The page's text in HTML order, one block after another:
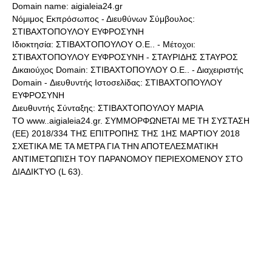
Domain name: aigialeia24.gr
Νόμιμος Εκπρόσωπος - Διευθύνων Σύμβουλος:
ΣΤΙΒΑΧΤΟΠΟΥΛΟΥ ΕΥΦΡΟΣΥΝΗ
Ιδιοκτησία: ΣΤΙΒΑΧΤΟΠΟΥΛΟΥ Ο.Ε.. - Μέτοχοι:
ΣΤΙΒΑΧΤΟΠΟΥΛΟΥ ΕΥΦΡΟΣΥΝΗ - ΣΤΑΥΡΙΔΗΣ ΣΤΑΥΡΟΣ
Δικαιούχος Domain: ΣΤΙΒΑΧΤΟΠΟΥΛΟΥ Ο.Ε.. - Διαχειριστής
Domain - Διευθυντής Ιστοσελίδας: ΣΤΙΒΑΧΤΟΠΟΥΛΟΥ
ΕΥΦΡΟΣΥΝΗ
Διευθυντής Σύνταξης: ΣΤΙΒΑΧΤΟΠΟΥΛΟΥ ΜΑΡΙΑ
ΤΟ www..aigialeia24.gr. ΣΥΜΜΟΡΦΩΝΕΤΑΙ ΜΕ ΤΗ ΣΥΣΤΑΣΗ
(ΕΕ) 2018/334 ΤΗΣ ΕΠΙΤΡΟΠΗΣ ΤΗΣ 1ΗΣ ΜΑΡΤΙΟΥ 2018
ΣΧΕΤΙΚΑ ΜΕ ΤΑ ΜΕΤΡΑ ΓΙΑ ΤΗΝ ΑΠΟΤΕΛΕΣΜΑΤΙΚΗ
ΑΝΤΙΜΕΤΩΠΙΣΗ ΤΟΥ ΠΑΡΑΝΟΜΟΥ ΠΕΡΙΕΧΟΜΕΝΟΥ ΣΤΟ
ΔΙΑΔΙΚΤΥΟ (L 63).